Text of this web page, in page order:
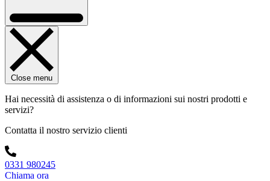
Close menu
Hai necessità di assistenza o di informazioni sui nostri prodotti e
servizi?
Contatta il nostro servizio clienti
0331 980245
Chiama ora